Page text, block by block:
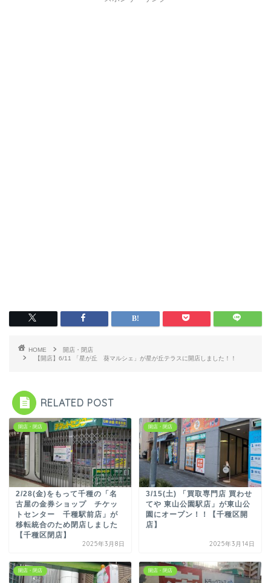
HOME
開店・閉店
【開店】6/11 「星が丘 葵マルシェ」が星が丘テラスに開店しました！！
RELATED POST
開店・閉店
2/28(金)をもって千種の「名
古屋の金券ショップ チケッ
トセンター 千種駅前店」が
移転統合のため閉店しました
【千種区閉店】
2025年3月8日
開店・閉店
3/15(土) 「買取専門店 買わせ
てや 東山公園駅店」が東山公
園にオープン！！【千種区開
店】
2025年3月14日
開店・閉店 開店・閉店